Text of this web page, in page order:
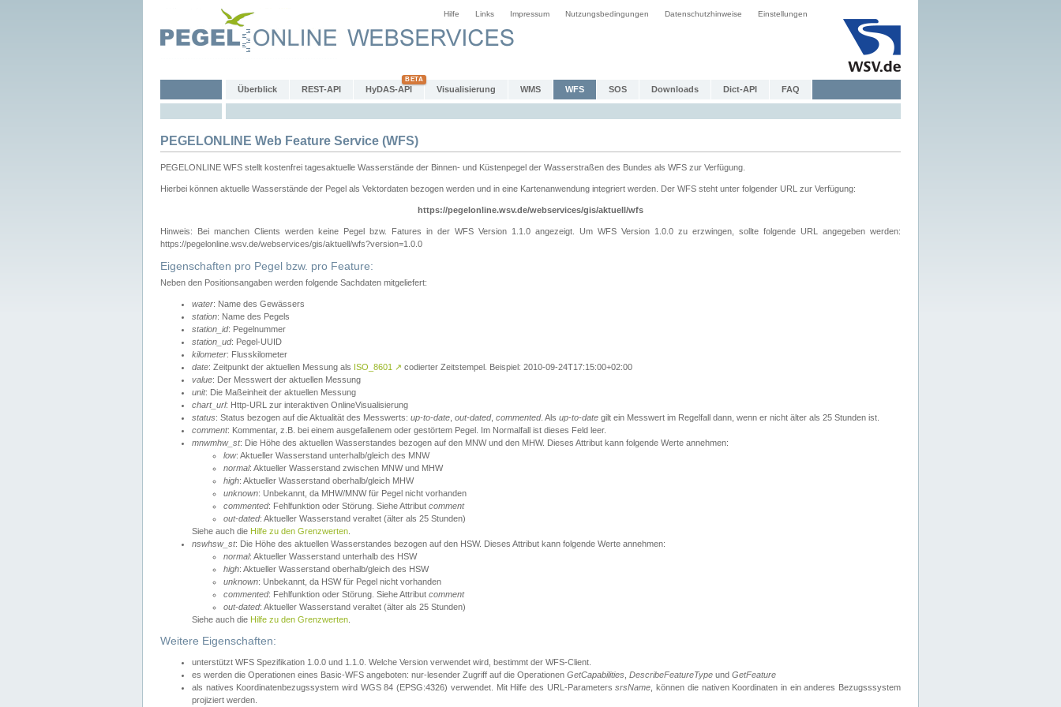
Hilfe Links Impressum Nutzungsbedingungen Datenschutzhinweise Einstellungen
Überblick REST-API HyDAS-API Visualisierung WMS WFS SOS Downloads Dict-API FAQ
PEGELONLINE Web Feature Service (WFS)
PEGELONLINE WFS stellt kostenfrei tagesaktuelle Wasserstände der Binnen- und Küstenpegel der Wasserstraßen des Bundes als WFS zur Verfügung.
Hierbei können aktuelle Wasserstände der Pegel als Vektordaten bezogen werden und in eine Kartenanwendung integriert werden. Der WFS steht unter folgender URL zur Verfügung:
https://pegelonline.wsv.de/webservices/gis/aktuell/wfs
Hinweis: Bei manchen Clients werden keine Pegel bzw. Fatures in der WFS Version 1.1.0 angezeigt. Um WFS Version 1.0.0 zu erzwingen, sollte folgende URL angegeben werden:
https://pegelonline.wsv.de/webservices/gis/aktuell/wfs?version=1.0.0
Eigenschaften pro Pegel bzw. pro Feature:
Neben den Positionsangaben werden folgende Sachdaten mitgeliefert:
water: Name des Gewässers
station: Name des Pegels
station_id: Pegelnummer
station_ud: Pegel-UUID
kilometer: Flusskilometer
date: Zeitpunkt der aktuellen Messung als ISO_8601 ↗ codierter Zeitstempel. Beispiel: 2010-09-24T17:15:00+02:00
value: Der Messwert der aktuellen Messung
unit: Die Maßeinheit der aktuellen Messung
chart_url: Http-URL zur interaktiven OnlineVisualisierung
status: Status bezogen auf die Aktualität des Messwerts: up-to-date out-dated, commented. Als up-to-date gilt ein Messwert im Regelfall dann, wenn er nicht älter als 25 Stunden ist.
comment: Kommentar, z.B. bei einem ausgefallenem oder gestörtem Pegel. Im Normalfall ist dieses Feld leer.
mnwmhw_st: Die Höhe des aktuellen Wasserstandes bezogen auf den MNW und den MHW. Dieses Attribut kann folgende Werte annehmen:
low: Aktueller Wasserstand unterhalb/gleich des MNW
normal: Aktueller Wasserstand zwischen MNW und MHW
high: Aktueller Wasserstand oberhalb/gleich MHW
unknown: Unbekannt, da MHW/MNW für Pegel nicht vorhanden
commented: Fehlfunktion oder Störung. Siehe Attribut comment
out-dated: Aktueller Wasserstand veraltet (älter als 25 Stunden)
Siehe auch die Hilfe zu den Grenzwerten
nswhsw_st: Die Höhe des aktuellen Wasserstandes bezogen auf den HSW. Dieses Attribut kann folgende Werte annehmen:
normal: Aktueller Wasserstand unterhalb des HSW
high: Aktueller Wasserstand oberhalb/gleich des HSW
unknown: Unbekannt, da HSW für Pegel nicht vorhanden
commented: Fehlfunktion oder Störung. Siehe Attribut comment
out-dated: Aktueller Wasserstand veraltet (älter als 25 Stunden)
Siehe auch die Hilfe zu den Grenzwerten
Weitere Eigenschaften:
unterstützt WFS Spezifikation 1.0.0 und 1.1.0. Welche Version verwendet wird, bestimmt der WFS-Client.
es werden die Operationen eines Basic-WFS angeboten: nur-lesender Zugriff auf die Operationen GetCapabilities DescribeFeatureType und GetFeature
als natives Koordinatenbezugssystem wird WGS 84 (EPSG:4326) verwendet. Mit Hilfe des URL-ParameterssrsName , können die nativen Koordinaten in ein anderes Bezugsssystem
projiziert werden.